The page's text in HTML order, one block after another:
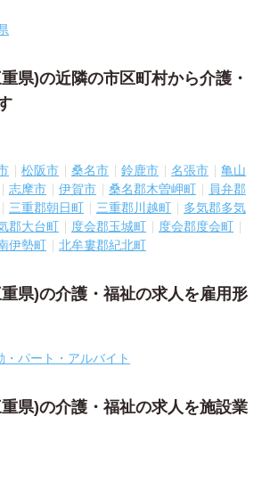
県)の近隣の市区町村から介護・
松阪市 桑名市 鈴鹿市 名張市
亀山
志摩市 伊賀市 桑名郡木曽岬町
員弁郡
三重郡朝日町 三重郡川越町
多気郡多気
郡大台町 度会郡玉城町
度会郡度会町
伊勢町 北牟婁郡紀北町
県)の介護・福祉の求人を雇用形
・パート・アルバイト
県)の介護・福祉の求人を施設業